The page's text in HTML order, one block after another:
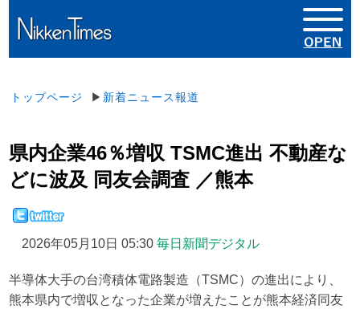
トップページ ▶ 新着ニュース報道
県内企業46％増収 TSMC進出 不動産な
どに波及 同友会調査 ／熊本
2026年05月10日 05:30 毎日新聞デジタル
半導体大手の台湾積体電路製造（TSMC）の進出により、
熊本県内で増収となった企業が増えたことが熊本経済同友